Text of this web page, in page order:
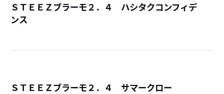
ＳＴＥＥＺブラーモ２．４ ハシタクコンフィデ
ンス
ＳＴＥＥＺブラーモ２．４ サマークロー